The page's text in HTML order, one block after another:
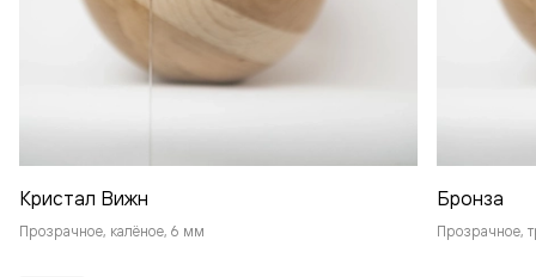
Кристал Вижн
Прозрачное, калёное, 6 мм
Бронза
Прозрачное,